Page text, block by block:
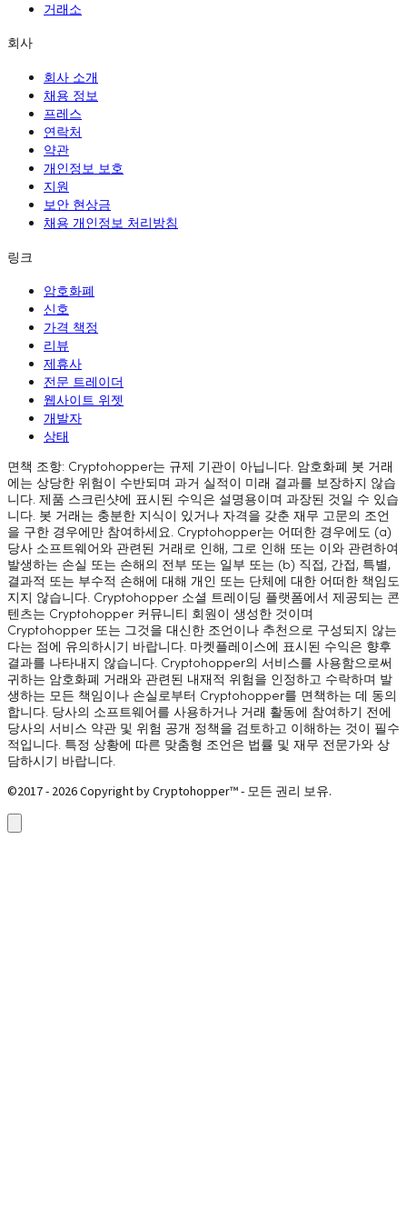
거래소
회사
회사 소개
채용 정보
프레스
연락처
약관
개인정보 보호
지원
보안 현상금
채용 개인정보 처리방침
링크
암호화폐
신호
가격 책정
리뷰
제휴사
전문 트레이더
웹사이트 위젯
개발자
상태
면책 조항: Cryptohopper는 규제 기관이 아닙니다. 암호화폐 봇 거래
에는 상당한 위험이 수반되며 과거 실적이 미래 결과를 보장하지 않습
니다. 제품 스크린샷에 표시된 수익은 설명용이며 과장된 것일 수 있습
니다. 봇 거래는 충분한 지식이 있거나 자격을 갖춘 재무 고문의 조언
을 구한 경우에만 참여하세요. Cryptohopper는 어떠한 경우에도 (a)
당사 소프트웨어와 관련된 거래로 인해, 그로 인해 또는 이와 관련하여
발생하는 손실 또는 손해의 전부 또는 일부 또는 (b) 직접, 간접, 특별,
결과적 또는 부수적 손해에 대해 개인 또는 단체에 대한 어떠한 책임도
지지 않습니다. Cryptohopper 소셜 트레이딩 플랫폼에서 제공되는 콘
텐츠는 Cryptohopper 커뮤니티 회원이 생성한 것이며
Cryptohopper 또는 그것을 대신한 조언이나 추천으로 구성되지 않는
다는 점에 유의하시기 바랍니다. 마켓플레이스에 표시된 수익은 향후
결과를 나타내지 않습니다. Cryptohopper의 서비스를 사용함으로써
귀하는 암호화폐 거래와 관련된 내재적 위험을 인정하고 수락하며 발
생하는 모든 책임이나 손실로부터 Cryptohopper를 면책하는 데 동의
합니다. 당사의 소프트웨어를 사용하거나 거래 활동에 참여하기 전에
당사의 서비스 약관 및 위험 공개 정책을 검토하고 이해하는 것이 필수
적입니다. 특정 상황에 따른 맞춤형 조언은 법률 및 재무 전문가와 상
담하시기 바랍니다.
©2017 - 2026 Copyright by Cryptohopper™ - 모든 권리 보유.